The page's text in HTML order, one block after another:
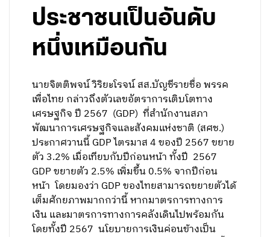
ประชาชนเป็นอันดับ
หนึ่งเหมือนกัน
นายจิตติพจน์ วิริยะโรจน์ สส.บัญชีรายชื่อ พรรค
เพื่อไทย กล่าวถึงตัวเลขอัตราการเติบโตทาง
เศรษฐกิจ ปี 2567 (GDP) ที่สำนักงานสภา
พัฒนาการเศรษฐกิจและสังคมแห่งชาติ (สศช.)
ประกาศวานนี้ GDP ไตรมาส 4 ของปี 2567 ขยาย
ตัว 3.2% เมื่อเทียบกับปีก่อนหน้า ทั้งปี 2567
GDP ขยายตัว 2.5% เพิ่มขึ้น 0.5% จากปีก่อน
หน้า โดยมองว่า GDP ของไทยสามารถขยายตัวได้
เต็มศักยภาพมากกว่านี้ หากมาตรการทางการ
เงิน และมาตรการทางการคลังเดินไปพร้อมกัน
โดยทั้งปี 2567 นโยบายการเงินค่อนข้างเป็น